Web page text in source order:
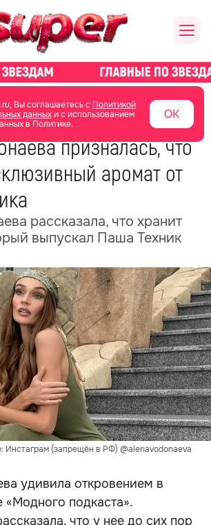
Вы соглашаетесь с Политикой
данныхи с использованием
в Политике.
ОК
о звездах новости
призналась, что
аромат от
рассказала, что хранит
выпускал Паша Техник
Инстаграм (запрещён в РФ) @alenavodonaeva
удивила откровением в
«Модного подкаста».
что у нее до сих пор